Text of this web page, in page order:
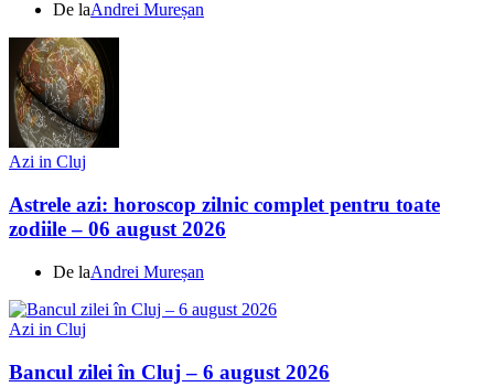
De laAndrei Mureșan
Azi in Cluj
Astrele azi: horoscop zilnic complet pentru toate
zodiile – 06 august 2026
De laAndrei Mureșan
Azi in Cluj
Bancul zilei în Cluj – 6 august 2026